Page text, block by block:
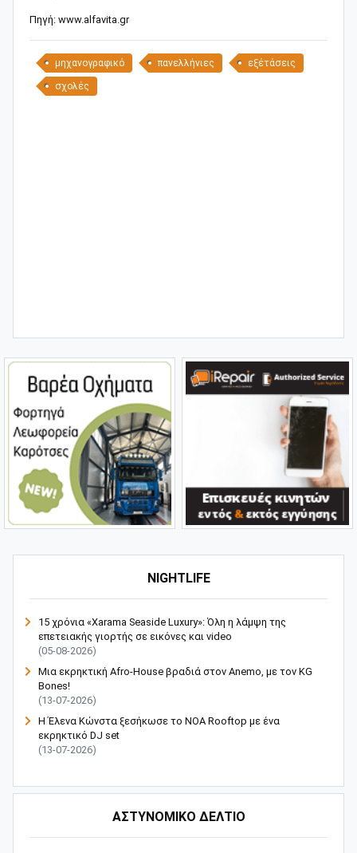
NIGHTLIFE
15 χρόνια «Xarama Seaside Luxury»: Όλη η λάμψη της
επετειακής γιορτής σε εικόνες και video
(05-08-2026)
Μια εκρηκτική Afro-House βραδιά στον Anemo, με τον KG
Bones!
(13-07-2026)
Η Έλενα Κώνστα ξεσήκωσε το NOA Rooftop με ένα
εκρηκτικό DJ set
(13-07-2026)
ΑΣΤΥΝΟΜΙΚΟ ΔΕΛΤΙΟ
Πηγή: www.alfavita.gr
μηχανογραφικό πανελλήνιες εξέτάσεις
σχολές